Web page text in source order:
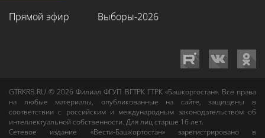
Прямой эфир Выборы-2026
GTRKRB.RU © 2026Филиал ФГУП ВГТРК ГТРК «Башкортостан». Все права
на любые материалы, опубликованные на сайте, защищены в
соответствии с российским и международным законодательством об
интеллектуальной собственности. Для лиц старше 16 лет.
Сетевое издание «Вести-Башкортостан»зарегистрировано в